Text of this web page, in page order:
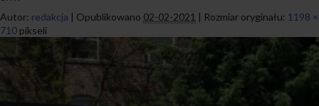
Autor: redakcja | Opublikowano 02-02-2021 | Rozmiar oryginału: 1198 ×
710 pikseli